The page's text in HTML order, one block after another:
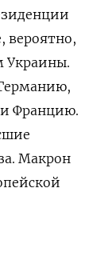
вероятно,
Украины.
Францию.
Макрон